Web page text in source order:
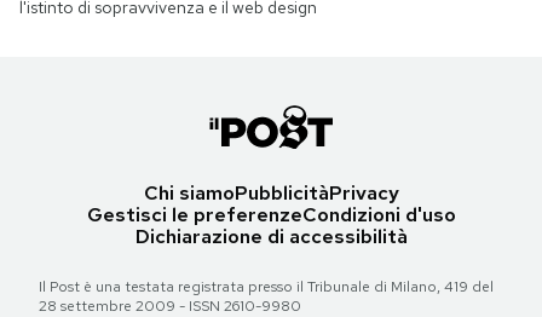
l'istinto di sopravvivenza e il web design
Chi siamoPubblicitàPrivacy
Gestisci le preferenzeCondizioni d'uso
Dichiarazione di accessibilità
Il Post è una testata registrata presso il Tribunale di Milano, 419 del
28 settembre 2009 - ISSN 2610-9980